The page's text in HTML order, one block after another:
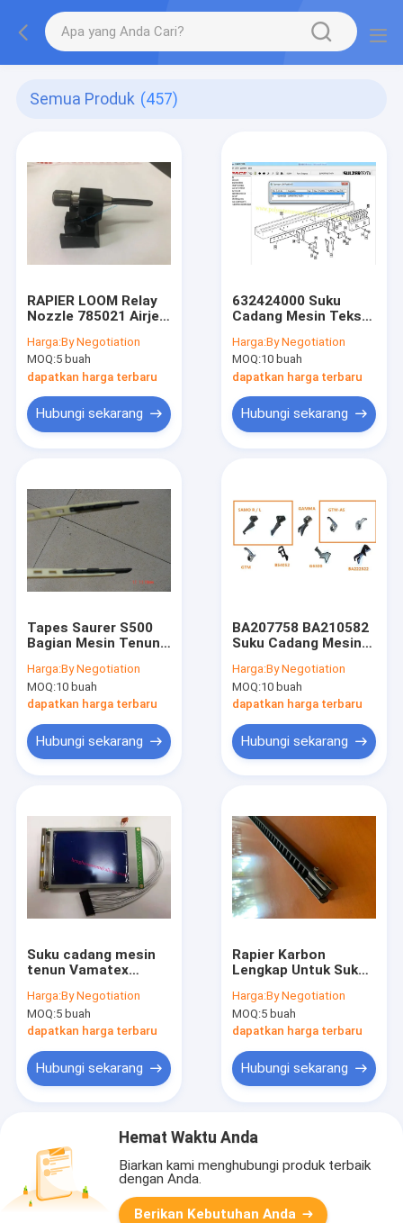
Semua Produk (457)
RAPIER LOOM Relay
Nozzle 785021 Airjet
Harga:By Negotiation
MOQ:5 buah
dapatkan harga terbaru
Hubungi sekarang
632424000 Suku
Cadang Mesin Tekstil
G6200 G6300 F2001
Harga:By Negotiation
MOQ:10 buah
dapatkan harga terbaru
Hubungi sekarang
Tapes Saurer S500
Bagian Mesin Tenun
Harga:By Negotiation
MOQ:10 buah
dapatkan harga terbaru
Hubungi sekarang
BA207758 BA210582
Suku Cadang Mesin
Panduan Kait
Harga:By Negotiation
MOQ:10 buah
dapatkan harga terbaru
Hubungi sekarang
Suku cadang mesin
tenun Vamatex
Harga:By Negotiation
MOQ:5 buah
dapatkan harga terbaru
Hubungi sekarang
Rapier Karbon
Lengkap Untuk Suku
LOOM Gtv Rapier
Loom 2200 Rapier
Tape
Harga:By Negotiation
MOQ:5 buah
dapatkan harga terbaru
Hubungi sekarang
Hemat Waktu Anda
Biarkan kami menghubungi produk terbaik
dengan Anda.
Berikan Kebutuhan Anda